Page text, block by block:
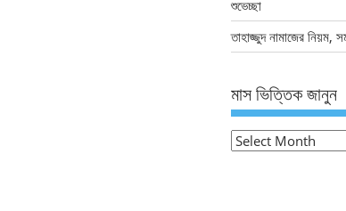
শুভেচ্ছা
তাহাজ্জুদ নামাজের
মাস ভিত্তিক জানুন
মাস